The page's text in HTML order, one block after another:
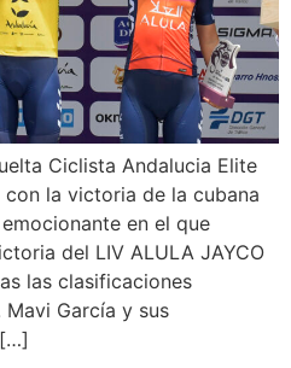
Ciclista Andalucia Elite
la victoria de la cubana
en el que
del LIV ALULA JAYCO
las clasificaciones
García y sus